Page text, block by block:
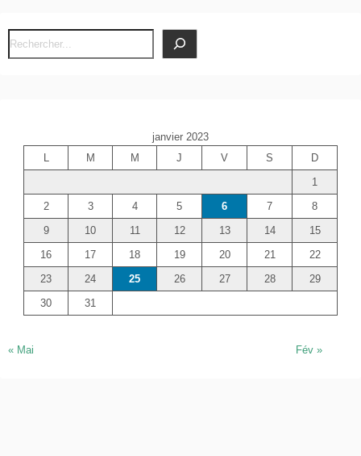
R
e
janvier 2023
L
M M J V S
D
1
2
3 4 5 6 7
8
9
10 11 12 13 14
15
16
17 18 19 20 21
22
23
24 25 26 27 28
29
30
31
« Mai Fév »